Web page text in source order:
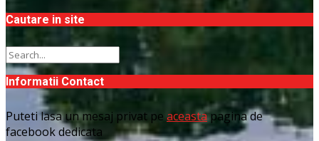
Cautare in site
Informatii Contact
Puteti lasa un mesaj privat pe aceastapagina de
facebook dedicata